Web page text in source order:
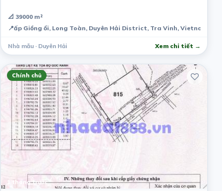
📐 39000 m²
📍ấp Giồng ổi, Long Toàn, Duyên Hải District, Tra Vinh, Vietnam
Nhà mẫu · Duyên Hải Xem chi tiết →
Chính chủ
1 tháng trước